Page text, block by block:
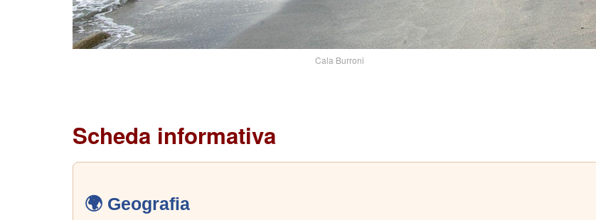
Cala Burroni
Scheda informativa
🌍 Geografia